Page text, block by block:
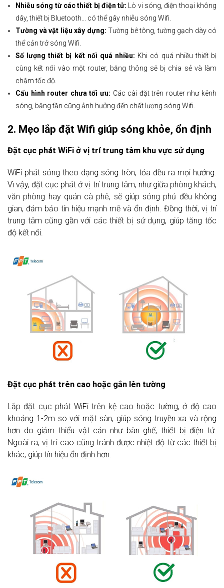
Nhiễu sóng từ các thiết bị điện tử: Lò vi sóng, điện thoại không
dây, thiết bị Bluetooth... có thể gây nhiễu sóng Wifi.
Tường và vật liệu xây dựng: Tường bê tông, tường gạch dày có
thể cản trở sóng Wifi.
Số lượng thiết bị kết nối quá nhiều: Khi có quá nhiều thiết bị
cùng kết nối vào một router, băng thông sẽ bị chia sẻ và làm
chậm tốc độ.
Cấu hình router chưa tối ưu: Các cài đặt trên router như kênh
sóng, băng tần cũng ảnh hưởng đến chất lượng sóng Wifi.
2. Mẹo lắp đặt Wifi giúp sóng khỏe, ổn định
Đặt cục phát WiFi ở vị trí trung tâm khu vực sử dụng
WiFi phát sóng theo dạng sóng tròn, tỏa đều ra mọi hướng.
Vì vậy, đặt cục phát ở vị trí trung tâm, như giữa phòng khách,
văn phòng hay quán cà phê, sẽ giúp sóng phủ đều không
gian, đảm bảo tín hiệu mạnh mẽ và ổn định. Đồng thời, vị trí
trung tâm cũng gần với các thiết bị sử dụng, giúp tăng tốc
độ kết nối.
Đặt cục phát trên cao hoặc gắn lên tường
Lắp đặt cục phát WiFi trên kệ cao hoặc tường, ở độ cao
khoảng 1-2m so với mặt sàn, giúp sóng truyền xa và rộng
hơn do giảm thiểu vật cản như bàn ghế, thiết bị điện tử.
Ngoài ra, vị trí cao cũng tránh được nhiệt độ từ các thiết bị
khác, giúp tín hiệu ổn định hơn.